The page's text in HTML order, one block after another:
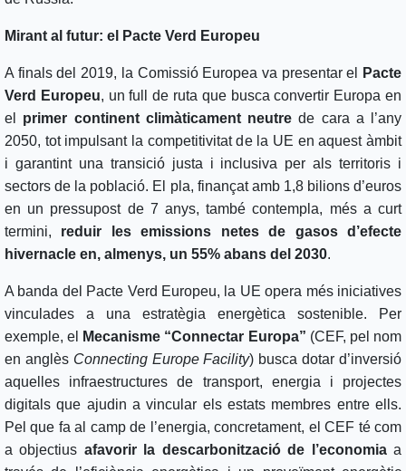
Mirant al futur: el Pacte Verd Europeu
A finals del 2019, la Comissió Europea va presentar el
Pacte
Verd Europeu, un full de ruta que busca convertir Europa en
el primer continent climàticament neutre de cara a l’any
2050, tot impulsant la competitivitat de la UE en aquest àmbit
i garantint una transició justa i inclusiva per als territoris i
sectors de la població. El pla, finançat amb 1,8 bilions d’euros
en un pressupost de 7 anys, també contempla, més a curt
termini, reduir les emissions netes de gasos d’efecte
hivernacle en, almenys, un 55% abans del 2030.
A banda del Pacte Verd Europeu, la UE opera més iniciatives
vinculades a una estratègia energètica sostenible. Per
exemple, el
Mecanisme “Connectar Europa” (CEF, pel nom
en anglès Connecting Europe Facility) busca dotar d’inversió
aquelles infraestructures de transport, energia i projectes
digitals que ajudin a vincular els estats membres entre ells.
Pel que fa al camp de l’energia, concretament, el CEF té com
a objectius afavorir la descarbonització de l’economiaa